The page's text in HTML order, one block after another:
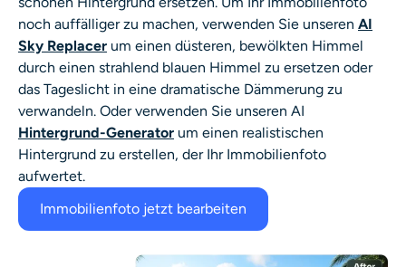
noch auffälliger zu machen, verwenden Sie unseren AI
Sky Replacer um einen düsteren, bewölkten Himmel
durch einen strahlend blauen Himmel zu ersetzen oder
das Tageslicht in eine dramatische Dämmerung zu
verwandeln. Oder verwenden Sie unseren AI
Hintergrund-Generator um einen realistischen
Hintergrund zu erstellen, der Ihr Immobilienfoto
aufwertet.
Immobilienfoto jetzt bearbeiten